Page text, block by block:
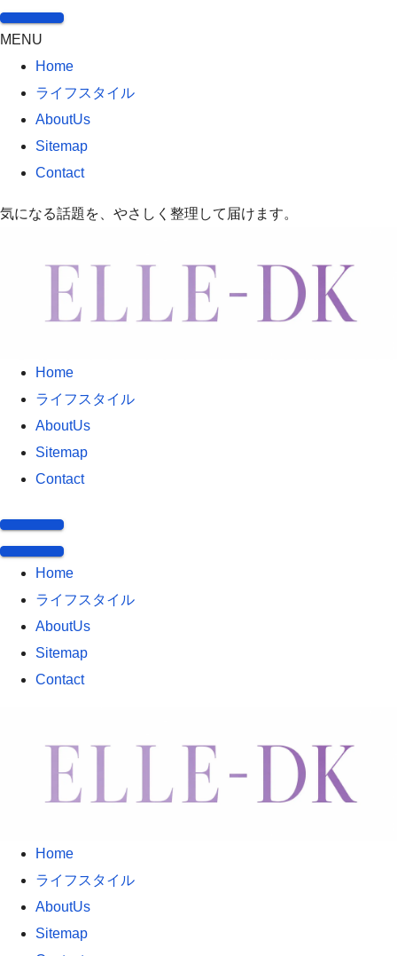
MENU
Home
ライフスタイル
AboutUs
Sitemap
Contact
気になる話題を、やさしく整理して届けます。
Home
ライフスタイル
AboutUs
Sitemap
Contact
Home
ライフスタイル
AboutUs
Sitemap
Contact
Home
ライフスタイル
AboutUs
Sitemap